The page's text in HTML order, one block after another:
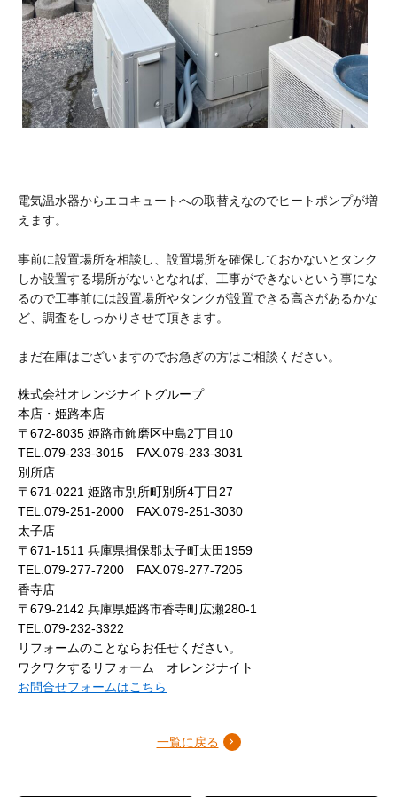
電気温水器からエコキュートへの取替えなのでヒートポンプが増
えます。
事前に設置場所を相談し、設置場所を確保しておかないとタンク
しか設置する場所がないとなれば、工事ができないという事にな
るので工事前には設置場所やタンクが設置できる高さがあるかな
ど、調査をしっかりさせて頂きます。
まだ在庫はございますのでお急ぎの方はご相談ください。
株式会社オレンジナイトグループ
本店・姫路本店
〒672-8035 姫路市飾磨区中島2丁目10
TEL.079-233-3015 FAX.079-233-3031
別所店
〒671-0221 姫路市別所町別所4丁目27
TEL.079-251-2000 FAX.079-251-3030
太子店
〒671-1511 兵庫県揖保郡太子町太田1959
TEL.079-277-7200 FAX.079-277-7205
香寺店
〒679-2142 兵庫県姫路市香寺町広瀬280-1
TEL.079-232-3322
リフォームのことならお任せください。
ワクワクするリフォーム オレンジナイト
お問合せフォームはこちら
一覧に戻る